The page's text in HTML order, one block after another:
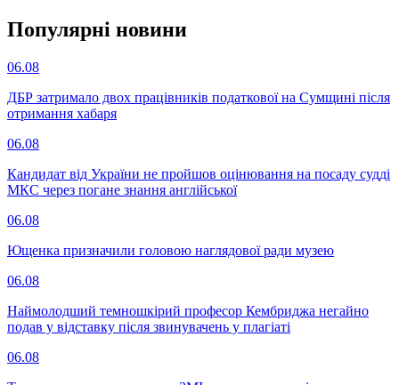
Популярнi новини
06.08
ДБР затримало двох працівників податкової на Сумщині після
отримання хабаря
06.08
Кандидат від України не пройшов оцінювання на посаду судді
МКС через погане знання англійської
06.08
Ющенка призначили головою наглядової ради музею
06.08
Наймолодший темношкірий професор Кембриджа негайно
подав у відставку після звинувачень у плагіаті
06.08